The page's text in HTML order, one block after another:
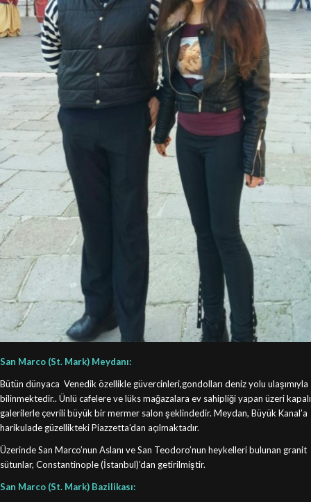
San Marco (St. Mark) Meydanı:
Bütün dünyaca Venedik özellikle güvercinleri,gondolları deniz yolu ulaşımıyla
bilinmektedir.. Ünlü cafelere ve lüks mağazalara ev sahipliği yapan üzeri kapalı
galerilerle çevrili büyük bir mermer salon şeklindedir. Meydan, Büyük Kanal’a
harikulade güzellikteki Piazzetta’dan açılmaktadır.
Üzerinde San Marco’nun Aslanı ve San Teodoro’nun heykelleri bulunan granit
sütunlar, Constantinople (İstanbul)’dan getirilmiştir.
San Marco (St. Mark) Bazilikası: